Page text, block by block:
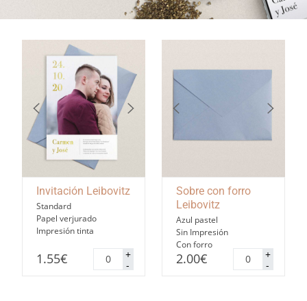
Invitación Leibovitz
Standard
Papel verjurado
Impresión tinta
1.55€ -
Invitación
Leibovitz
cantidad
+
Sobre con forro
Leibovitz
Azul pastel
Sin Impresión
Con forro
2.00€ -
Sobre
con
forro
+